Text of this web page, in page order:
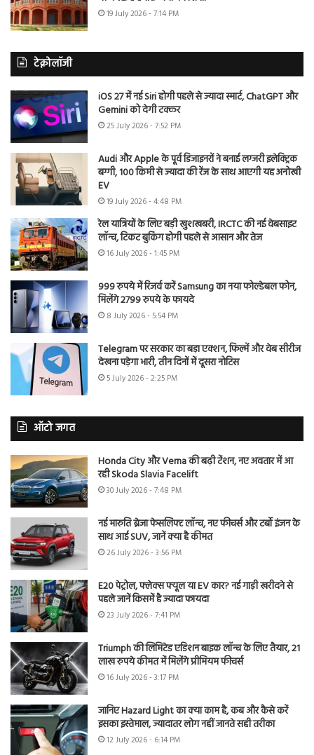
19 July 2026 - 7:14 PM
टेक्नोलॉजी
iOS 27 में नई Siri होगी पहले से ज्यादा स्मार्ट, ChatGPT और
Gemini को देगी टक्कर
25 July 2026 - 7:52 PM
Audi और Apple के पूर्व डिजाइनरों ने बनाई लग्जरी इलेक्ट्रिक
बग्गी, 100 किमी से ज्यादा की रेंज के साथ आएगी यह अनोखी
EV
19 July 2026 - 4:48 PM
रेल यात्रियों के लिए बड़ी खुशखबरी, IRCTC की नई वेबसाइट
लॉन्च, टिकट बुकिंग होगी पहले से आसान और तेज
16 July 2026 - 1:45 PM
999 रुपये में रिजर्व करें Samsung का नया फोल्डेबल फोन,
मिलेंगे 2799 रुपये के फायदे
8 July 2026 - 5:54 PM
Telegram पर सरकार का बड़ा एक्शन, फिल्में और वेब सीरीज
देखना पड़ेगा भारी, तीन दिनों में दूसरा नोटिस
5 July 2026 - 2:25 PM
ऑटो जगत
Honda City और Verna की बढ़ी टेंशन, नए अवतार में आ
रही Skoda Slavia Facelift
30 July 2026 - 7:48 PM
नई मारुति ब्रेजा फेसलिफ्ट लॉन्च, नए फीचर्स और टर्बो इंजन के
साथ आई SUV, जानें क्या है कीमत
26 July 2026 - 3:56 PM
E20 पेट्रोल, फ्लेक्स फ्यूल या EV कार? नई गाड़ी खरीदने से
पहले जानें किसमें है ज्यादा फायदा
23 July 2026 - 7:41 PM
Triumph की लिमिटेड एडिशन बाइक लॉन्च के लिए तैयार, 21
लाख रुपये कीमत में मिलेंगे प्रीमियम फीचर्स
16 July 2026 - 3:17 PM
जानिए Hazard Light का क्या काम है, कब और कैसे करें
इसका इस्तेमाल, ज्यादातर लोग नहीं जानते सही तरीका
12 July 2026 - 6:14 PM